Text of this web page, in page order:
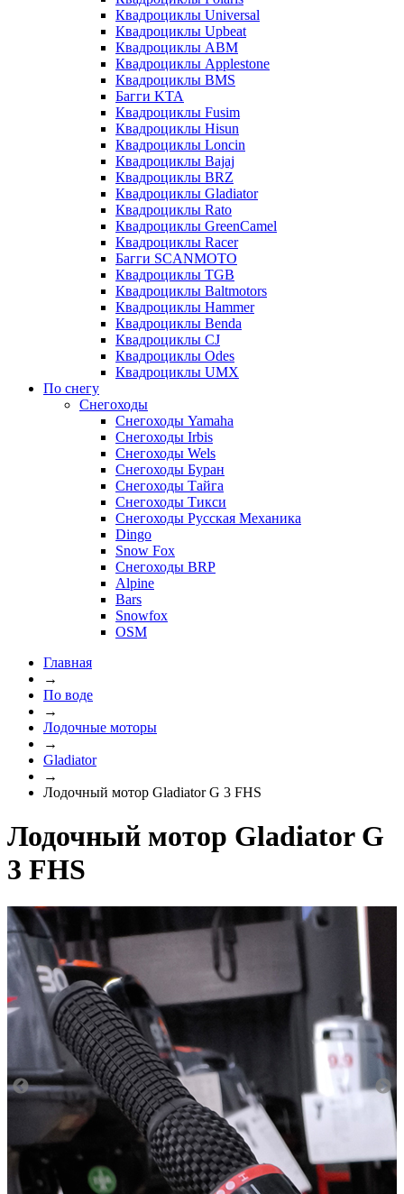
Квадроциклы Universal
Квадроциклы Upbeat
Квадроциклы ABM
Квадроциклы Applestone
Квадроциклы BMS
Багги KTA
Квадроциклы Fusim
Квадроциклы Hisun
Квадроциклы Loncin
Квадроциклы Bajaj
Квадроциклы BRZ
Квадроциклы Gladiator
Квадроциклы Rato
Квадроциклы GreenCamel
Квадроциклы Racer
Багги SCANMOTO
Квадроциклы TGB
Квадроциклы Baltmotors
Квадроциклы Hammer
Квадроциклы Benda
Квадроциклы CJ
Квадроциклы Odes
Квадроциклы UMX
По снегу
Снегоходы
Снегоходы Yamaha
Снегоходы Irbis
Снегоходы Wels
Снегоходы Буран
Снегоходы Тайга
Снегоходы Тикси
Снегоходы Русская Механика
Dingo
Snow Fox
Снегоходы BRP
Alpine
Bars
Snowfox
OSM
Главная
→
По воде
→
Лодочные моторы
→
Gladiator
→
Лодочный мотор Gladiator G 3 FHS
Лодочный мотор Gladiator G
3 FHS